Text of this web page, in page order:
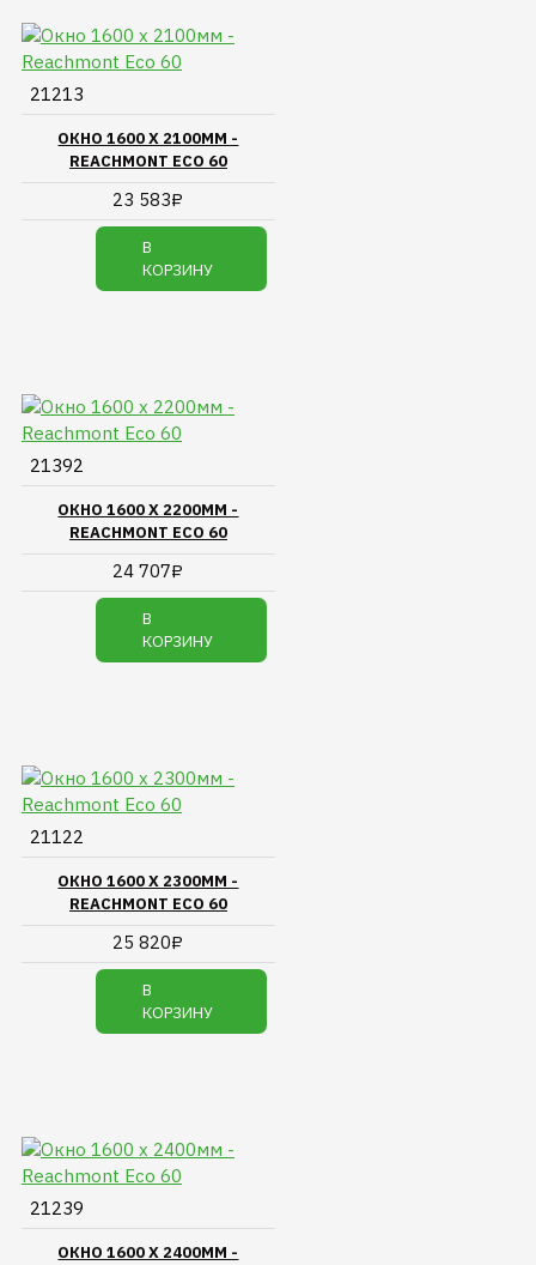
21213
ОКНО 1600 Х 2100ММ -
REACHMONT ECO 60
23 583₽
В
КОРЗИНУ
21392
ОКНО 1600 Х 2200ММ -
REACHMONT ECO 60
24 707₽
В
КОРЗИНУ
21122
ОКНО 1600 Х 2300ММ -
REACHMONT ECO 60
25 820₽
В
КОРЗИНУ
21239
ОКНО 1600 Х 2400ММ -